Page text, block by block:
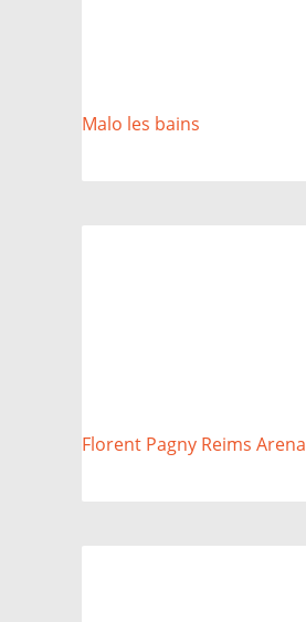
Malo les bains
Florent Pagny Reims Arena